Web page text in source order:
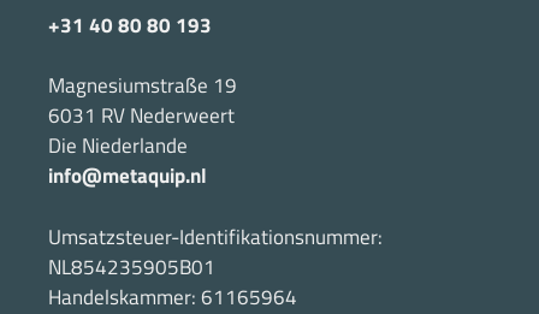
+31 40 80 80 193
Magnesiumstraße 19
6031 RV Nederweert
Die Niederlande
info@metaquip.nl
Umsatzsteuer-Identifikationsnummer:
NL854235905B01
Handelskammer: 61165964